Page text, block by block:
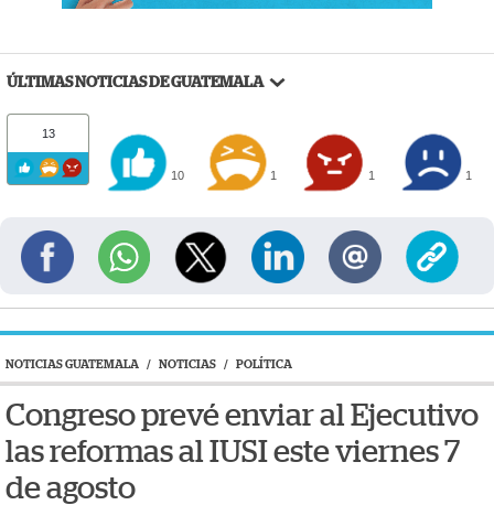
ÚLTIMAS NOTICIAS DE GUATEMALA
13
10 1 1 1
NOTICIAS GUATEMALA / NOTICIAS / POLÍTICA
Congreso prevé enviar al Ejecutivo
las reformas al IUSI este viernes 7
de agosto